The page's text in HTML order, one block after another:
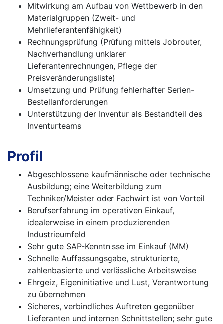
Mitwirkung am Aufbau von Wettbewerb in den
Materialgruppen (Zweit- und
Mehrlieferantenfähigkeit)
Rechnungsprüfung (Prüfung mittels Jobrouter,
Nachverhandlung unklarer
Lieferantenrechnungen, Pflege der
Preisveränderungsliste)
Umsetzung und Prüfung fehlerhafter Serien-
Bestellanforderungen
Unterstützung der Inventur als Bestandteil des
Inventurteams
Profil
Abgeschlossene kaufmännische oder technische
Ausbildung; eine Weiterbildung zum
Techniker/Meister oder Fachwirt ist von Vorteil
Berufserfahrung im operativen Einkauf,
idealerweise in einem produzierenden
Industrieumfeld
Sehr gute SAP-Kenntnisse im Einkauf (MM)
Schnelle Auffassungsgabe, strukturierte,
zahlenbasierte und verlässliche Arbeitsweise
Ehrgeiz, Eigeninitiative und Lust, Verantwortung
zu übernehmen
Sicheres, verbindliches Auftreten gegenüber
Lieferanten und internen Schnittstellen; sehr gute